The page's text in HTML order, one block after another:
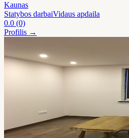
Kaunas
Statybos darbaiVidaus apdaila
0.0 (0)
Profilis →